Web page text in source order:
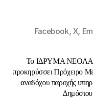
Facebook,X,
Το ΙΔΡΥΜΑ
προκηρύσσει Πρόχειρο
αναδόχου παροχής